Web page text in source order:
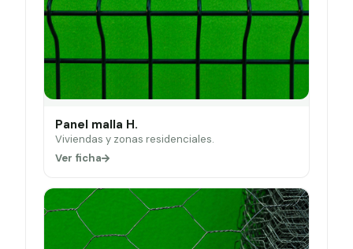
Panel malla H.
Viviendas y zonas residenciales.
Ver ficha